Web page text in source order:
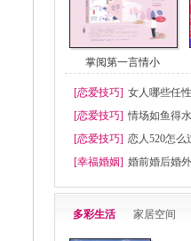
掌阅第一言情小
[恋爱技巧] 女人哪些任
[恋爱技巧] 情场如鱼得
[恋爱技巧] 恋人520怎么
[幸福婚姻] 婚前婚后婚
多彩生活 家居空间